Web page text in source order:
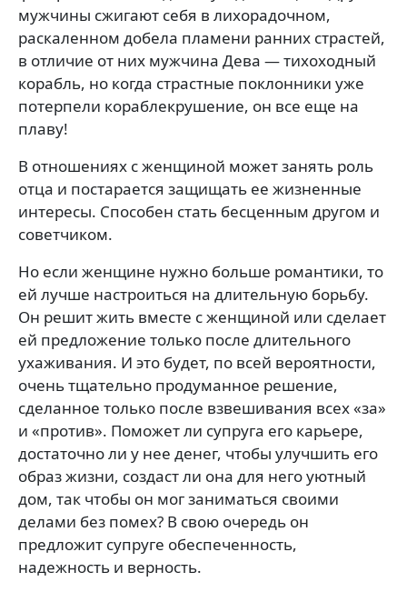
мужчины сжигают себя в лихорадочном,
раскаленном добела пламени ранних страстей,
в отличие от них мужчина Дева — тихоходный
корабль, но когда страстные поклонники уже
потерпели кораблекрушение, он все еще на
плаву!
В отношениях с женщиной может занять роль
отца и постарается защищать ее жизненные
интересы. Способен стать бесценным другом и
советчиком.
Но если женщине нужно больше романтики, то
ей лучше настроиться на длительную борьбу.
Он решит жить вместе с женщиной или сделает
ей предложение только после длительного
ухаживания. И это будет, по всей вероятности,
очень тщательно продуманное решение,
сделанное только после взвешивания всех «за»
и «против». Поможет ли супруга его карьере,
достаточно ли у нее денег, чтобы улучшить его
образ жизни, создаст ли она для него уютный
дом, так чтобы он мог заниматься своими
делами без помех? В свою очередь он
предложит супруге обеспеченность,
надежность и верность.